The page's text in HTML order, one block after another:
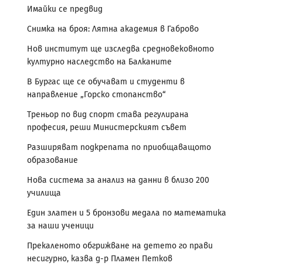
Имайки се предвид
Снимка на броя: Лятна академия в Габрово
Нов институт ще изследва средновековното
културно наследство на Балканите
В Бургас ще се обучават и студенти в
направление „Горско стопанство“
Треньор по вид спорт става регулирана
професия, реши Министерският съвет
Разширяват подкрепата по приобщаващото
образование
Нова система за анализ на данни в близо 200
училища
Един златен и 5 бронзови медала по математика
за наши ученици
Прекаленото обгрижване на детето го прави
несигурно, казва д-р Пламен Петков